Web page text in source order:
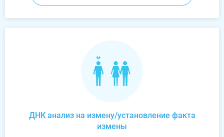
ДНК анализ на измену/установление факта
измены